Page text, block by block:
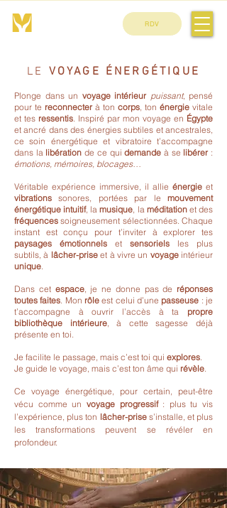
RDV
LE VOYAGE ÉNERGÉTIQUE
Plonge dans un voyage intérieur puissant, pensé
pour te reconnecterà ton corps, ton énergie vitale
et tes ressentis. Inspiré par mon voyage en Égypte
et ancré dans des énergies subtiles et ancestrales,
ce soin énergétique et vibratoire t’accompagne
dans la libération de ce quidemande à se libérer:
émotions, mémoires, blocages…
Véritable expérience immersive, il allie énergie et
vibrations sonores, portées par le mouvement
énergétique intuitif, lamusique, la méditation et des
fréquences soigneusement sélectionnées. Chaque
instant est conçu pour t’inviter à explorer tes
paysages émotionnels et sensoriels les plus
subtils, à lâcher-priseet à vivre un voyageintérieur
unique.
Dans cet espace, je ne donne pas de réponses
toutes faites. Mon rôle est celui d’une passeuse : je
t’accompagne à ouvrir l’accès à ta propre
bibliothèque intérieure, à cette sagesse déjà
présente en toi.
Je facilite le passage, mais c’est toi qui explores.
Je guide le voyage, mais c’est ton âme qui révèle.
Ce voyage énergétique, pour certain, peut-être
vécu comme un voyage progressif: plus tu vis
l’expérience, plus ton lâcher-prise s’installe, et plus
les transformations peuvent se révéler en
profondeur.